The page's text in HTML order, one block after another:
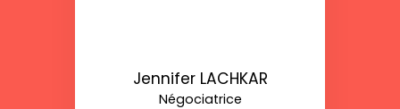
Jennifer LACHKAR
Négociatrice